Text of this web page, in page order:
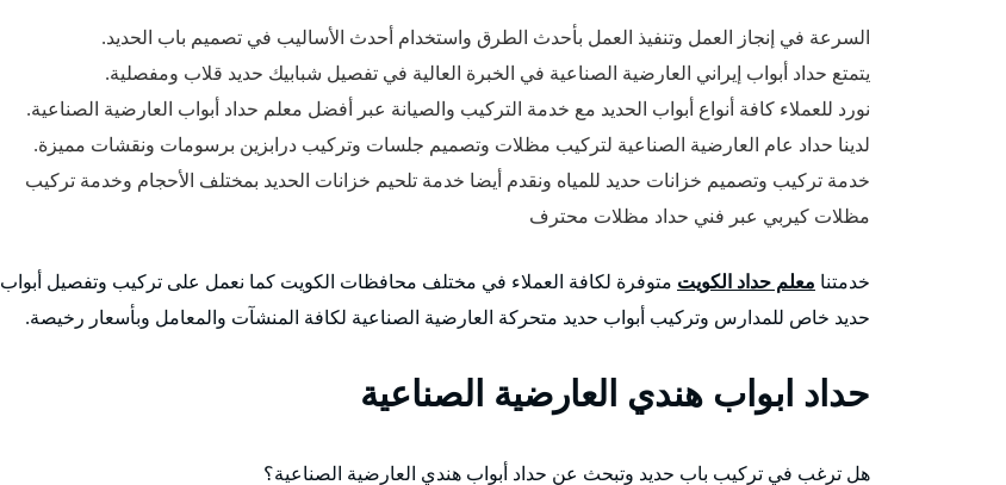
السرعة في إنجاز العمل وتنفيذ العمل بأحدث الطرق واستخدام أحدث الأساليب في تصميم باب الحديد.
يتمتع حداد أبواب إيراني العارضية الصناعية في الخبرة العالية في تفصيل شبابيك حديد قلاب ومفصلية.
نورد للعملاء كافة أنواع أبواب الحديد مع خدمة التركيب والصيانة عبر أفضل معلم حداد أبواب العارضية الصناعية.
لدينا حداد عام العارضية الصناعية لتركيب مظلات وتصميم جلسات وتركيب درابزين برسومات ونقشات مميزة.
خدمة تركيب وتصميم خزانات حديد للمياه ونقدم أيضا خدمة تلحيم خزانات الحديد بمختلف الأحجام وخدمة تركيب
مظلات كيربي عبر فني حداد مظلات محترف
خدمتنا معلم حداد الكويت متوفرة لكافة العملاء في مختلف محافظات الكويت كما نعمل على تركيب وتفصيل أبواب
حديد خاص للمدارس وتركيب أبواب حديد متحركة العارضية الصناعية لكافة المنشآت والمعامل وبأسعار رخيصة.
حداد ابواب هندي العارضية الصناعية
هل ترغب في تركيب باب حديد وتبحث عن حداد أبواب هندي العارضية الصناعية؟